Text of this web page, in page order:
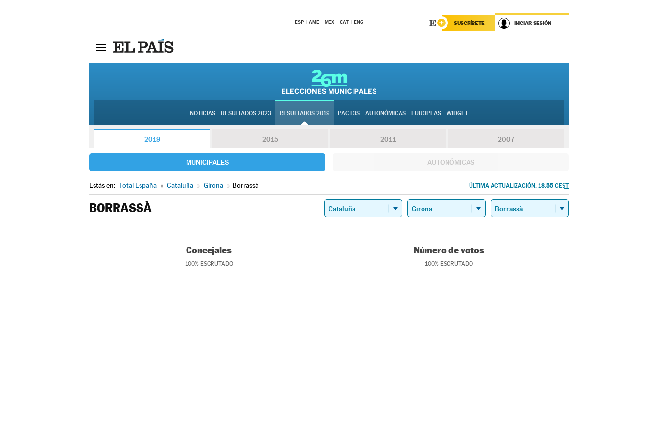
ESP AME MEX CAT ENG SUSCRÍBETE INICIAR SESIÓN
NOTICIAS RESULTADOS 2023 RESULTADOS 2019 PACTOS AUTONÓMICAS EUROPEAS WIDGET
2019 2015 2011 2007
MUNICIPALES AUTONÓMICAS
Estás en: Total España » Cataluña » Girona » Borrassà ÚLTIMA ACTUALIZACIÓN: 18.55 CEST
BORRASSÀ
Concejales
100% ESCRUTADO
Número de votos
100% ESCRUTADO